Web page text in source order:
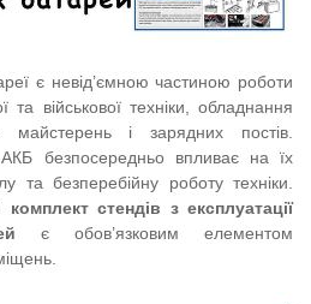
є невід’ємною частиною роботи
та військової техніки, обладнання
майстерень і зарядних постів.
АКБ безпосередньо впливає на їх
та безперебійну роботу техніки.
стендів з експлуатації
є обов’язковим елементом